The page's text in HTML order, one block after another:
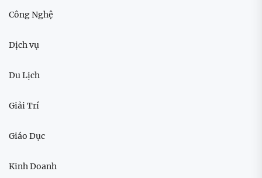
Công Nghệ
Dịch vụ
Du Lịch
Giải Trí
Giáo Dục
Kinh Doanh